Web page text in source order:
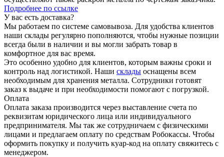
Подробнее по ссылке
У вас есть доставка?
Мы работаем по системе самовывоза. Для удобства клиентов
наши склады регулярно пополняются, чтобы нужные позиции
всегда были в наличии и вы могли забрать товар в
комфортное для вас время.
Это особенно удобно для клиентов, которым важны сроки и
контроль над логистикой. Наши склады оснащены всем
необходимым для хранения металла. Сотрудники готовят
заказ к выдаче и при необходимости помогают с погрузкой.
Оплата
Оплата заказа производится через выставление счета по
реквизитам юридического лица или индивидуального
предпринимателя. Мы так же сотрудничаем с физическими
лицами и предлагаем оплату по средствам Робокассы. Чтобы
оформить покупку и получить куар-код на оплату свяжитесь с
менеджером.